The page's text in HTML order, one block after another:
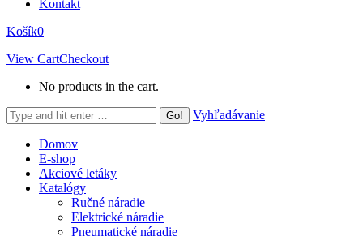
Kontakt
Košík0
View CartCheckout
No products in the cart.
Search:
Vyhľadávanie
Domov
E-shop
Akciové letáky
Katalógy
Ručné náradie
Elektrické náradie
Pneumatické náradie